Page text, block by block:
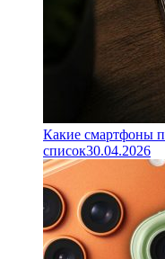
Какие смартфоны
список30.04.2026